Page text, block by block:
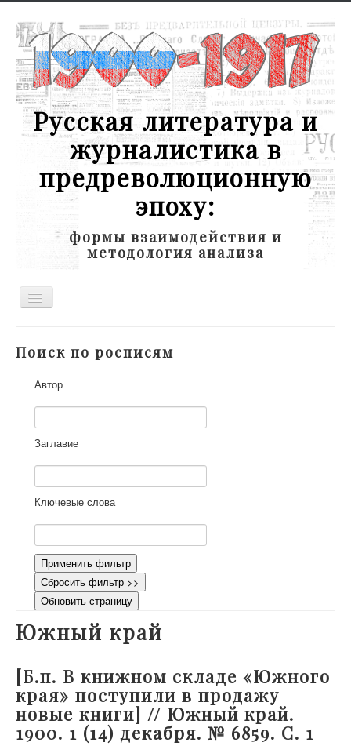
Русская литература и
журналистика в
предреволюционную
эпоху:
формы взаимодействия и
методология анализа
Toggle
Участники
Научная работа
Как работать с сайтом
Контакты
Поиск по росписям
Автор
Заглавие
Ключевые слова
Применить фильтр
Сбросить фильтр >>
Обновить страницу
Южный край
[Б.п. В книжном складе «Южного
края» поступили в продажу
новые книги] // Южный край.
1900. 1 (14) декабря. № 6859. С. 1